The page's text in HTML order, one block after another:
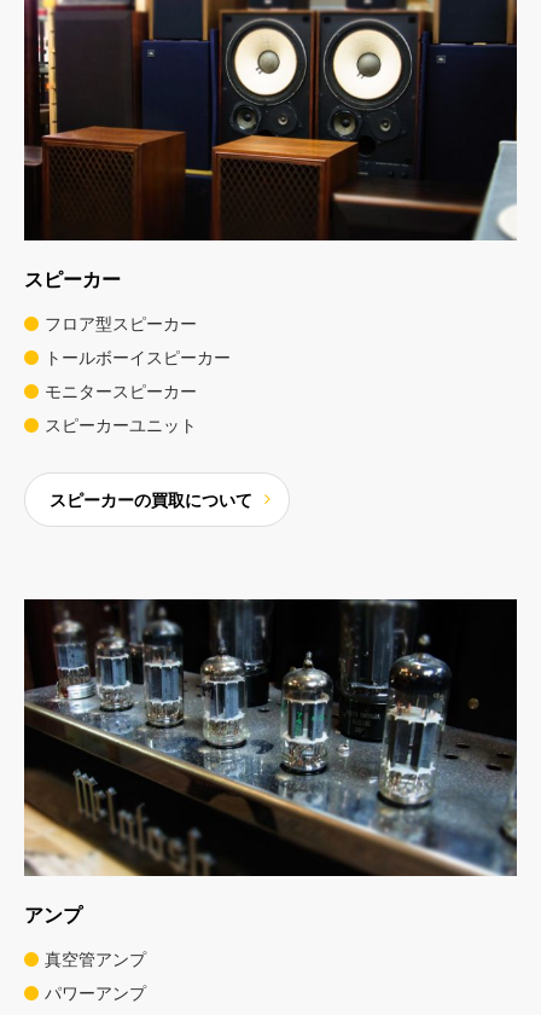
スピーカー
フロア型スピーカー
トールボーイスピーカー
モニタースピーカー
スピーカーユニット
スピーカーの買取について
アンプ
真空管アンプ
パワーアンプ